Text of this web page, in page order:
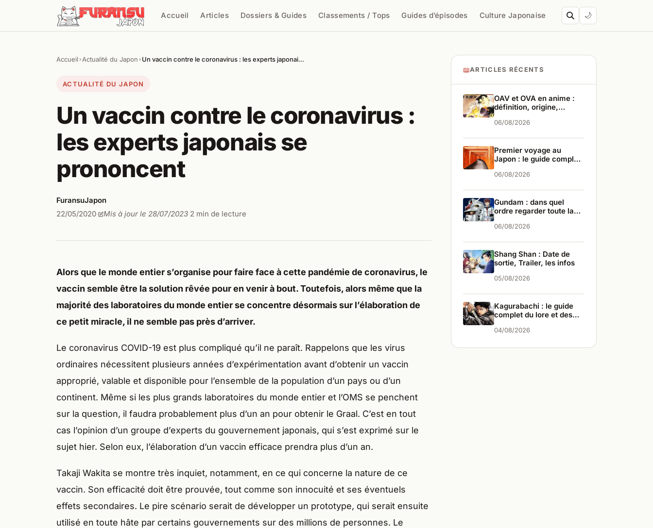
Aller au contenu
Accueil Articles Dossiers & Guides Classements / Tops Guides d’épisodes Culture Japonaise 🌙
Chercher
Accueil › Actualité du Japon › Un vaccin contre le coronavirus : les experts japonai…
ACTUALITÉ DU JAPON
Un vaccin contre le coronavirus :
les experts japonais se
prononcent
FuransuJapon
22/05/2020· Mis à jour le 28/07/2023·2 min de lecture
Alors que le monde entier s’organise pour faire face à cette pandémie de coronavirus, le
vaccin semble être la solution rêvée pour en venir à bout. Toutefois, alors même que la
majorité des laboratoires du monde entier se concentre désormais sur l’élaboration de
ce petit miracle, il ne semble pas près d’arriver.
Le coronavirus COVID-19 est plus compliqué qu’il ne paraît. Rappelons que les virus
ordinaires nécessitent plusieurs années d’expérimentation avant d’obtenir un vaccin
approprié, valable et disponible pour l’ensemble de la population d’un pays ou d’un
continent. Même si les plus grands laboratoires du monde entier et l’OMS se penchent
sur la question, il faudra probablement plus d’un an pour obtenir le Graal. C’est en tout
cas l’opinion d’un groupe d’experts du gouvernement japonais, qui s’est exprimé sur le
sujet hier. Selon eux, l’élaboration d’un vaccin efficace prendra plus d’un an.
Takaji Wakita se montre très inquiet, notamment, en ce qui concerne la nature de ce
vaccin. Son efficacité doit être prouvée, tout comme son innocuité et ses éventuels
effets secondaires. Le pire scénario serait de développer un prototype, qui serait ensuite
utilisé en toute hâte par certains gouvernements sur des millions de personnes. Le
📖ARTICLES RÉCENTS
OAV et OVA en anime :
définition, origine,
06/08/2026
Premier voyage au
Japon : le guide complet
06/08/2026
Gundam : dans quel
ordre regarder toute la
06/08/2026
Shang Shan : Date de
sortie, Trailer, les infos
05/08/2026
Kagurabachi : le guide
complet du lore et des
04/08/2026